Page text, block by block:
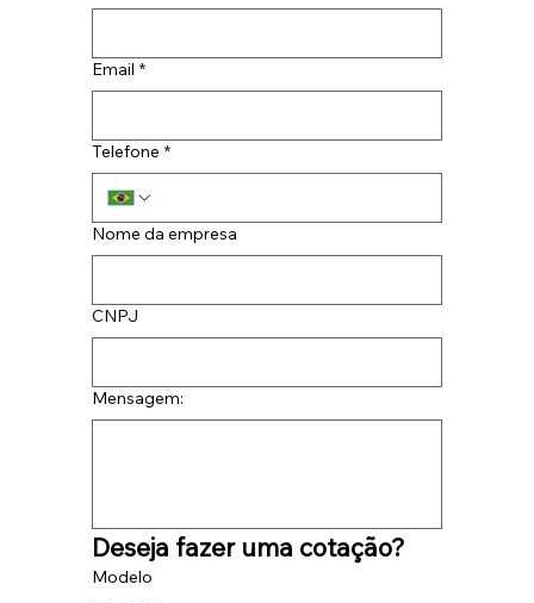
Email *
Telefone *
Nome da empresa
CNPJ
Mensagem:
Deseja fazer uma cotação?
Modelo